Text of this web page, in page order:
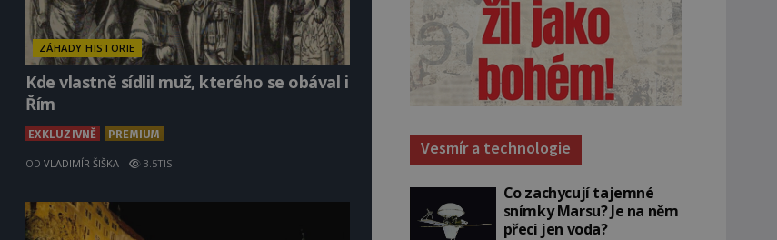
ZÁHADY HISTORIE
Kde vlastně sídlil muž, kterého se obával i
Řím
EXKLUZIVNĚ PREMIUM
OD VLADIMÍR ŠIŠKA 3.5TIS
Vesmír a technologie
Co zachycují tajemné
snímky Marsu? Je na něm
přeci jen voda?